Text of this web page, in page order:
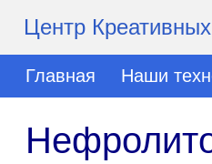
Центр
Главная Наши